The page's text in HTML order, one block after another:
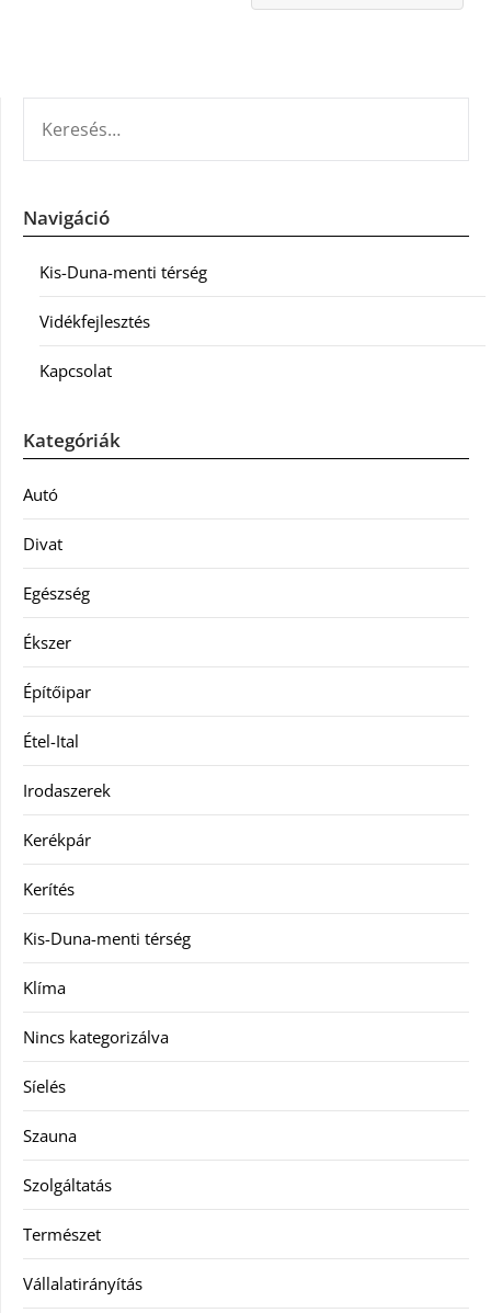
Navigáció
Kis-Duna-menti térség
Vidékfejlesztés
Kapcsolat
Kategóriák
Autó
Divat
Egészség
Ékszer
Építőipar
Étel-Ital
Irodaszerek
Kerékpár
Kerítés
Kis-Duna-menti térség
Klíma
Nincs kategorizálva
Síelés
Szauna
Szolgáltatás
Természet
Vállalatirányítás